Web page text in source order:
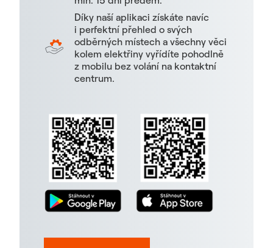
Díky naší aplikaci získáte navíc
i perfektní přehled o svých
odběrných místech a všechny věci
kolem elektřiny vyřídíte pohodlně
z mobilu bez volání na kontaktní
centrum.